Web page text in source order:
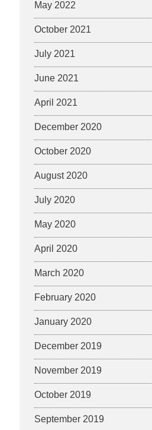
May 2022
October 2021
July 2021
June 2021
April 2021
December 2020
October 2020
August 2020
July 2020
May 2020
April 2020
March 2020
February 2020
January 2020
December 2019
November 2019
October 2019
September 2019